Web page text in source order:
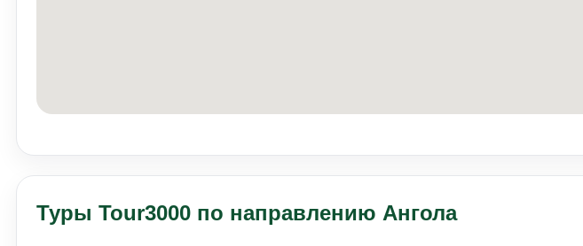
Туры Tour3000 по направлению Ангола